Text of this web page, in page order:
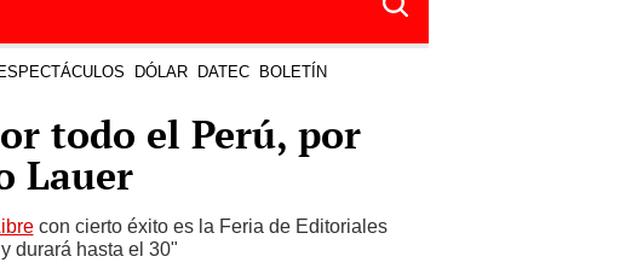
ESPECTÁCULOS DÓLAR DATEC BOLETÍN
todo el Perú, por
Lauer
con cierto éxito es la Feria de Editoriales
durará hasta el 30"